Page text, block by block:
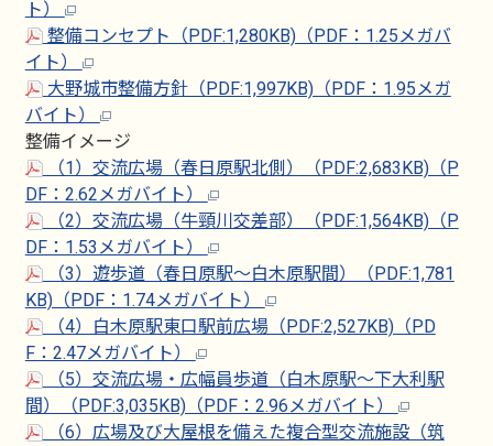
ト）
整備コンセプト（PDF:1,280KB)（PDF：1.25メガバ
イト）
大野城市整備方針（PDF:1,997KB)（PDF：1.95メガ
バイト）
整備イメージ
（1）交流広場（春日原駅北側）（PDF:2,683KB)（P
DF：2.62メガバイト）
（2）交流広場（牛頸川交差部）（PDF:1,564KB)（P
DF：1.53メガバイト）
（3）遊歩道（春日原駅～白木原駅間）（PDF:1,781
KB)（PDF：1.74メガバイト）
（4）白木原駅東口駅前広場（PDF:2,527KB)（PD
F：2.47メガバイト）
（5）交流広場・広幅員歩道（白木原駅～下大利駅
間）（PDF:3,035KB)（PDF：2.96メガバイト）
（6）広場及び大屋根を備えた複合型交流施設（筑